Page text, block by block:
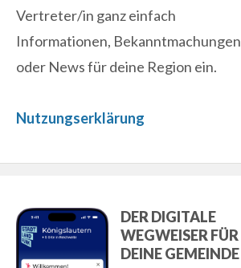
Vertreter/in ganz einfach
Informationen, Bekanntmachungen
oder News für deine Region ein.
Nutzungserklärung
DER DIGITALE
WEGWEISER FÜR
DEINE GEMEINDE